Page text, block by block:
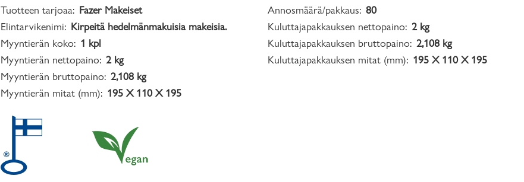
Tuotteen tarjoaa: Fazer Makeiset
Elintarvikenimi: Kirpeitä hedelmänmakuisia makeisia.
Myyntierän koko: 1 kpl
Myyntierän nettopaino: 2 kg
Myyntierän bruttopaino: 2,108 kg
Myyntierän mitat (mm): 195 X 110 X 195
Annosmäärä/pakkaus: 80
Kuluttajapakkauksen nettopaino: 2 kg
Kuluttajapakkauksen bruttopaino: 2,108 kg
Kuluttajapakkauksen mitat (mm): 195 X 110 X 195